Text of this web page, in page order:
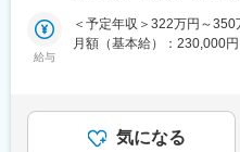
将来設計を描きやすい環境
を受けにくい分野を主軸と
としています。地域密着型
医理化学分野の専門商社と
・契約書類の管理およびチ
・社内設備や備品、社用車の
給与
＜予定年収＞322万円～
月額（基本給）：230,000
（6月・12月）■期末手当
賃金はあくまでも目安の金
気になる